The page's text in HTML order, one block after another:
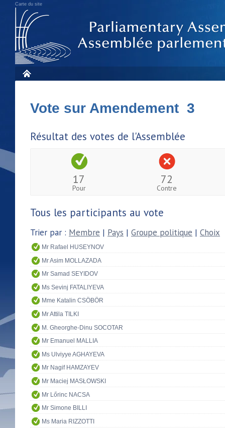
Carte du site
Vote sur Amendement 3
Résultat des votes de l'Assemblée
17
Pour
72
Contre
Tous les participants au vote
Trier par : Membre | Pays | Groupe politique | Choix
Mr Rafael HUSEYNOV
Mr Asim MOLLAZADA
Mr Samad SEYIDOV
Ms Sevinj FATALIYEVA
Mme Katalin CSÖBÖR
Mr Attila TILKI
M. Gheorghe-Dinu SOCOTAR
Mr Emanuel MALLIA
Ms Ulviyye AGHAYEVA
Mr Nagif HAMZAYEV
Mr Maciej MASŁOWSKI
Mr Lőrinc NACSA
Mr Simone BILLI
Ms Maria RIZZOTTI